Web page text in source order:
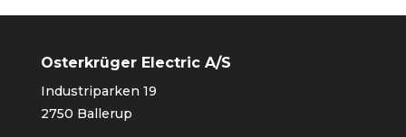
Osterkrüger Electric A/S
Industriparken 19
2750 Ballerup